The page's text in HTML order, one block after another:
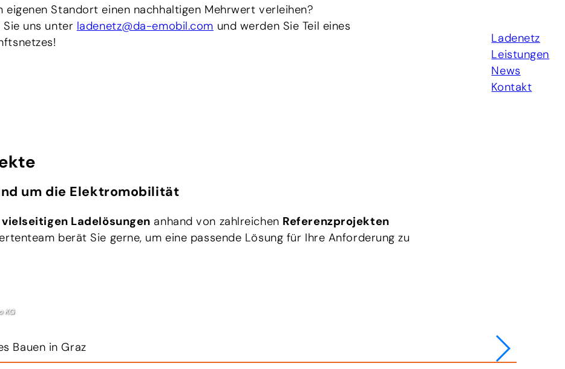
Ladenetz
Leistungen
News
Kontakt
eigenen Standort einen nachhaltigen Mehrwert verleihen?
uns unter ladenetz@da-emobil.com und werden Sie Teil eines
um die Elektromobilität
vielseitigen Ladelösungen anhand von zahlreichen Referenzprojekten
berät Sie gerne, um eine passende Lösung für Ihre Anforderung zu